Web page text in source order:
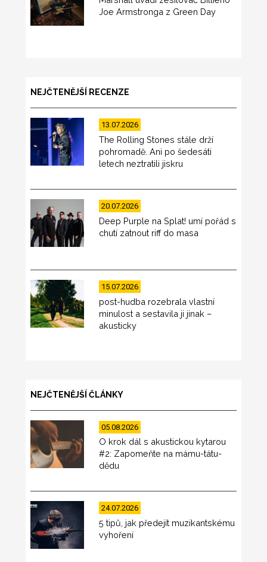
Joe Armstronga z Green Day
NEJČTENĚJŠÍ RECENZE
13.07.2026
The Rolling Stones stále drží
pohromadě. Ani po šedesáti
letech neztratili jiskru
20.07.2026
Deep Purple na Splat! umí pořád s
chutí zatnout riff do masa
15.07.2026
post-hudba rozebrala vlastní
minulost a sestavila ji jinak –
akusticky
NEJČTENĚJŠÍ ČLÁNKY
05.08.2026
O krok dál s akustickou kytarou
#2: Zapomeňte na mámu-tátu-
dědu
24.07.2026
5 tipů, jak předejít muzikantskému
vyhoření